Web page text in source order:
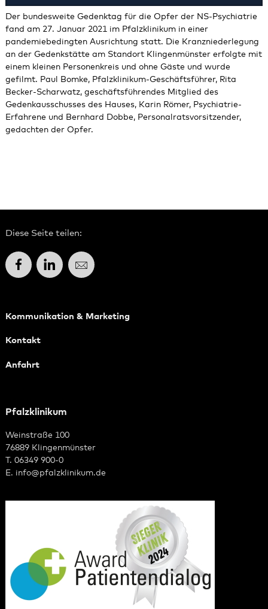
Der bundesweite Gedenktag für die Opfer der NS-Psychiatrie
fand am 27. Januar 2021 im Pfalzklinikum in einer
pandemiebedingten Ausrichtung statt. Die Kranzniederlegung
an der Gedenkstätte am Standort Klingenmünster erfolgte mit
einem kleinen Personenkreis und ohne Gäste und wurde
gefilmt. Paul Bomke, Pfalzklinikum-Geschäftsführer, Rita
Becker-Scharwatz, geschäftsführendes Mitglied des
Gedenkausschusses des Hauses, Karin Römer, Psychiatrie-
Erfahrene und Bernhard Dobbe, Personalratsvorsitzender,
gedachten der Opfer.
Diese Seite teilen:
FacebookLinkedInE-Mail
Kommunikation & Marketing
Kontakt
Anfahrt
Pfalzklinikum
Weinstraße 100
76889 Klingenmünster
T. 06349 900-0
E. info@pfalzklinikum.de